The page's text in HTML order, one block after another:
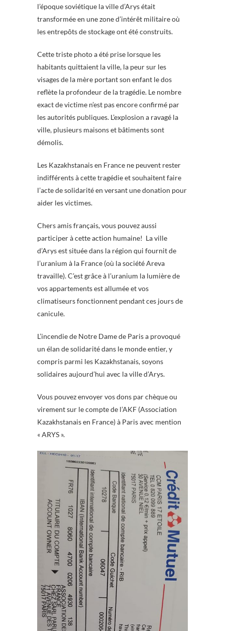
l’époque soviétique la ville d’Arys était
transformée en une zone d’intérêt militaire où
les entrepôts de stockage ont été construits.
Cette triste photo a été prise lorsque les
habitants quittaient la ville, la peur sur les
visages de la mère portant son enfant le dos
reflète la profondeur de la tragédie. Le nombre
exact de victime n’est pas encore confirmé par
les autorités publiques. L’explosion a ravagé la
ville, plusieurs maisons et bâtiments sont
démolis.
Les Kazakhstanais en France ne peuvent rester
indifférents à cette tragédie et souhaitent faire
l’acte de solidarité en versant une donation pour
aider les victimes.
Chers amis français, vous pouvez aussi
participer à cette action humaine! La ville
d’Arys est située dans la région qui fournit de
l’uranium à la France (où la société Areva
travaille). C’est grâce à l’uranium la lumière de
vos appartements est allumée et vos
climatiseurs fonctionnent pendant ces jours de
canicule.
L’incendie de Notre Dame de Paris a provoqué
un élan de solidarité dans le monde entier, y
compris parmi les Kazakhstanais, soyons
solidaires aujourd’hui avec la ville d’Arys.
Vous pouvez envoyer vos dons par chèque ou
virement sur le compte de l’AKF (Association
Kazakhstanais en France) à Paris avec mention
« ARYS ».